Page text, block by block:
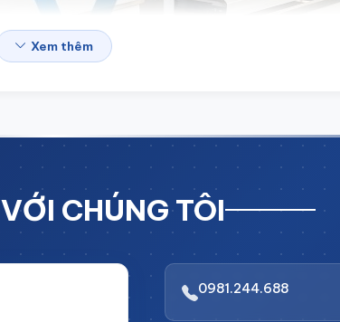
Xem thêm
CHÚNG TÔI
0981.244.688